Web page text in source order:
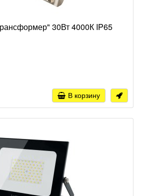
30Вт 4000К IP65
В корзину